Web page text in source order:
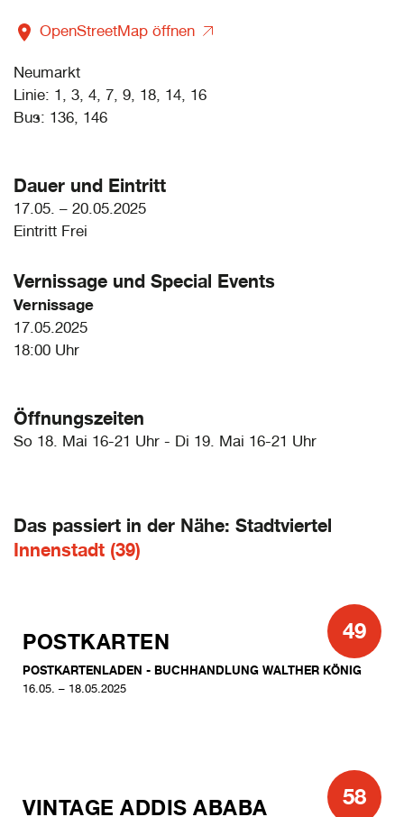
OpenStreetMap öffnen
Neumarkt
Linie: 1, 3, 4, 7, 9, 18, 14, 16
Bus: 136, 146
Dauer und Eintritt
17.05. – 20.05.2025
Eintritt Frei
Vernissage und Special Events
Vernissage
17.05.2025
18:00 Uhr
Öffnungszeiten
So 18. Mai 16-21 Uhr - Di 19. Mai 16-21 Uhr
Das passiert in der Nähe: Stadtviertel
Innenstadt (39)
49
POSTKARTEN
POSTKARTENLADEN - BUCHHANDLUNG WALTHER KÖNIG
16.05. – 18.05.2025
58
VINTAGE ADDIS ABABA